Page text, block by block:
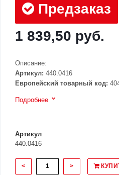
Предзаказ
1 839,50 руб.
Описание:
Артикул: 440.0416
Европейский товарный код:
Подробнее
Артикул
440.0416
< >